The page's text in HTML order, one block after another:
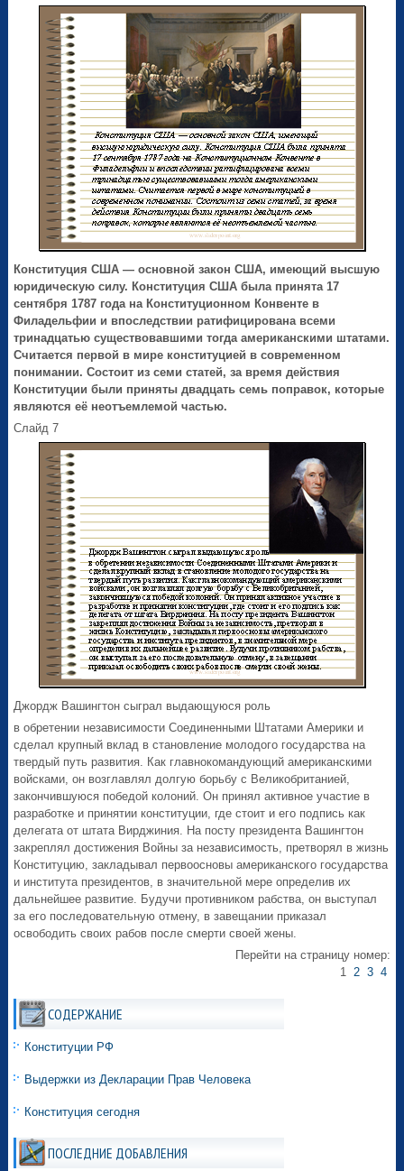
Конституция США — основной закон США, имеющий высшую
юридическую силу. Конституция США была принята 17
сентября 1787 года на Конституционном Конвенте в
Филадельфии и впоследствии ратифицирована всеми
тринадцатью существовавшими тогда американскими штатами.
Cчитается первой в мире конституцией в современном
понимании. Состоит из семи статей, за время действия
Конституции были приняты двадцать семь поправок, которые
являются её неотъемлемой частью.
Слайд 7
Джордж Вашингтон сыграл выдающуюся роль
в обретении независимости Соединенными Штатами Америки и
сделал крупный вклад в становление молодого государства на
твердый путь развития. Как главнокомандующий американскими
войсками, он возглавлял долгую борьбу с Великобританией,
закончившуюся победой колоний. Он принял активное участие в
разработке и принятии конституции, где стоит и его подпись как
делегата от штата Вирджиния. На посту президента Вашингтон
закреплял достижения Войны за независимость, претворял в жизнь
Конституцию, закладывал первоосновы американского государства
и института президентов, в значительной мере определив их
дальнейшее развитие. Будучи противником рабства, он выступал
за его последовательную отмену, в завещании приказал
освободить своих рабов после смерти своей жены.
Перейти на страницу номер:
1 2 3 4
СОДЕРЖАНИЕ
Конституции РФ
Выдержки из Декларации Прав Человека
Конституция сегодня
ПОСЛЕДНИЕ ДОБАВЛЕНИЯ